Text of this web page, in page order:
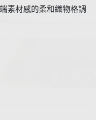
素材感的柔和織物格調